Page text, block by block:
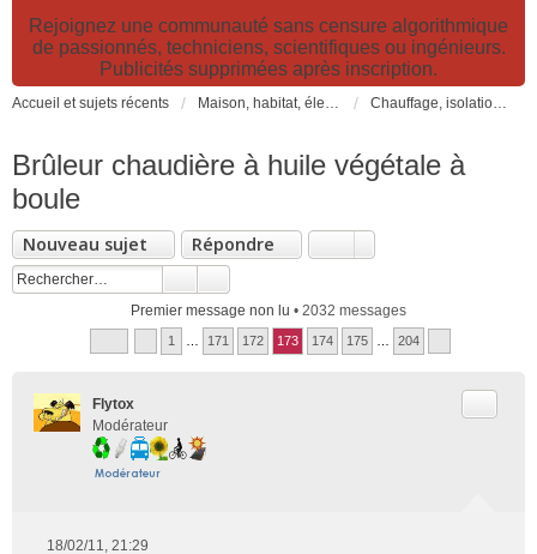
Rejoignez une communauté sans censure algorithmique
de passionnés, techniciens, scientifiques ou ingénieurs.
Publicités supprimées après inscription.
Accueil et sujets récents Maison, habitat, électricité et jardin. Travaux et bricolage. Chauffage, isolation, ventilation, VMC, refroidissement...
Brûleur chaudière à huile végétale à
boule
Nouveau sujet Répondre
Premier message non lu • 2032 messages
1 171 172 173 174 175 204
Flytox
Modérateur
18/02/11, 21:29